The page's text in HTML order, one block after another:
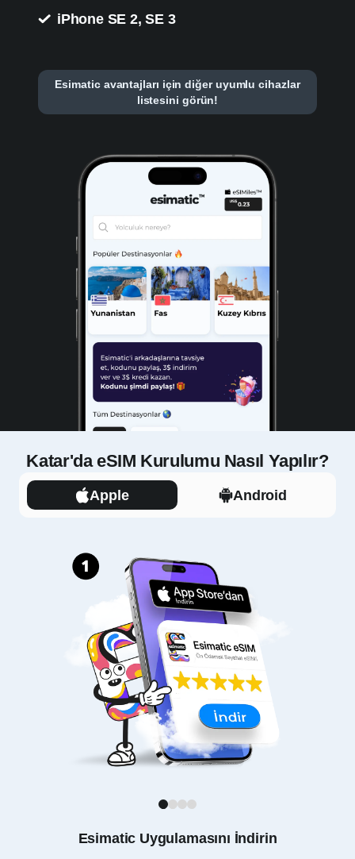
iPhone SE 2, SE 3
Esimatic avantajları için diğer uyumlu cihazlar
listesini görün!
Katar'da eSIM Kurulumu Nasıl Yapılır?
Apple Android
Esimatic Uygulamasını İndirin
1 2 3 4